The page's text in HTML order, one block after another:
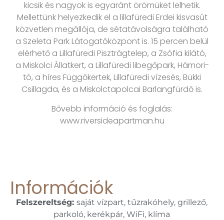
kicsik és nagyok is egyaránt örömüket lelhetik.
Mellettünk helyezkedik el a lillafüredi Erdei kisvasút
közvetlen megállója, de sétatávolságra található
a Szeleta Park Látogatóközpont is. 15 percen belül
elérhető a Lillafüredi Pisztrágtelep, a Zsófia kilátó,
a Miskolci Állatkert, a Lillafüredi libegőpark, Hámori-
tó, a híres Függőkertek, Lillafüredi vízesés, Bükki
Csillagda, és a Miskolctapolcai Barlangfürdő is.
Bővebb információ és foglalás:
www.riversideapartman.hu
Információk
Felszereltség: saját vízpart, tűzrakóhely, grillező,
parkoló, kerékpár, WiFi, klíma